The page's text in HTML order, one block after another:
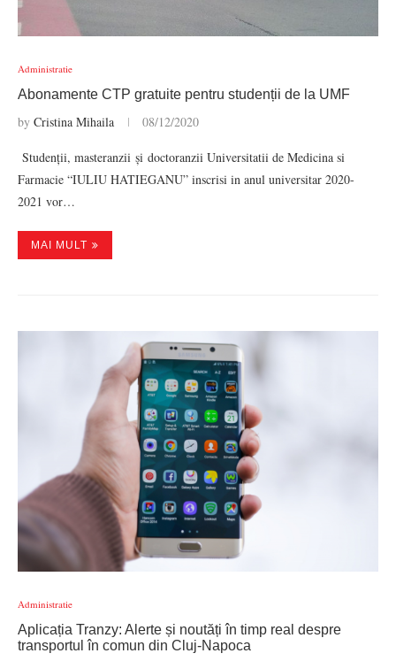
Administratie
Abonamente CTP gratuite pentru studenții de la UMF
by Cristina Mihaila 08/12/2020
Studenții, masteranzii și doctoranzii Universitatii de Medicina si
Farmacie “IULIU HATIEGANU” inscrisi in anul universitar 2020-
2021 vor…
MAI MULT
Administratie
Aplicația Tranzy: Alerte și noutăți în timp real despre
transportul în comun din Cluj-Napoca